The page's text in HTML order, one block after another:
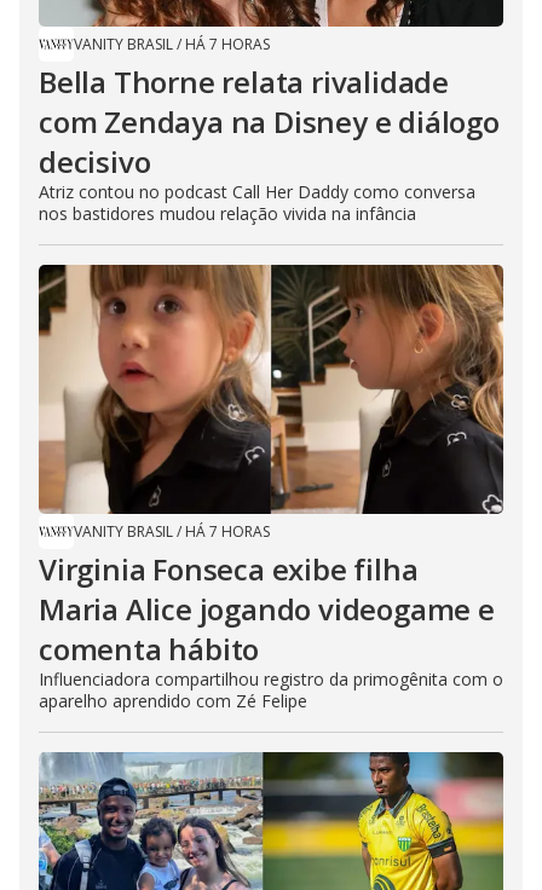
VANITY BRASIL/ HÁ 7 HORAS
Bella Thorne relata rivalidade
com Zendaya na Disney e diálogo
decisivo
Atriz contou no podcast Call Her Daddy como conversa
nos bastidores mudou relação vivida na infância
VANITY BRASIL/ HÁ 7 HORAS
Virginia Fonseca exibe filha
Maria Alice jogando videogame e
comenta hábito
Influenciadora compartilhou registro da primogênita com o
aparelho aprendido com Zé Felipe